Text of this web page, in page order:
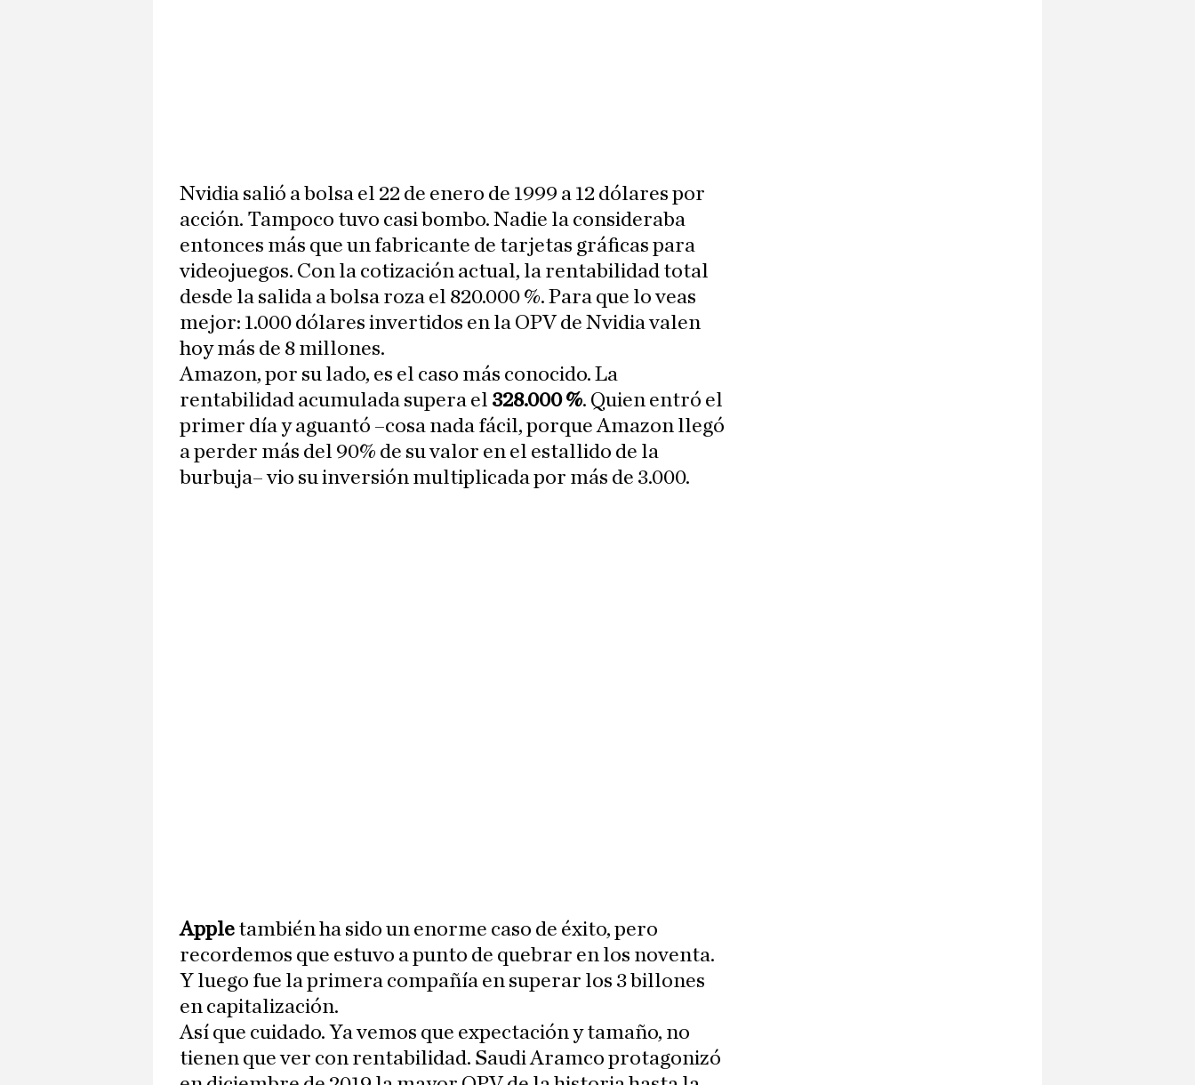
Nvidia salió a bolsa el 22 de enero de 1999 a 12 dólares por
acción. Tampoco tuvo casi bombo. Nadie la consideraba
entonces más que un fabricante de tarjetas gráficas para
videojuegos. Con la cotización actual, la rentabilidad total
desde la salida a bolsa roza el 820.000 %. Para que lo veas
mejor: 1.000 dólares invertidos en la OPV de Nvidia valen
hoy más de 8 millones.
Amazon, por su lado, es el caso más conocido. La
rentabilidad acumulada supera el 328.000 %. Quien entró el
primer día y aguantó –cosa nada fácil, porque Amazon llegó
a perder más del 90% de su valor en el estallido de la
burbuja– vio su inversión multiplicada por más de 3.000.
Apple también ha sido un enorme caso de éxito, pero
recordemos que estuvo a punto de quebrar en los noventa.
Y luego fue la primera compañía en superar los 3 billones
en capitalización.
Así que cuidado. Ya vemos que expectación y tamaño, no
tienen que ver con rentabilidad. Saudi Aramco protagonizó